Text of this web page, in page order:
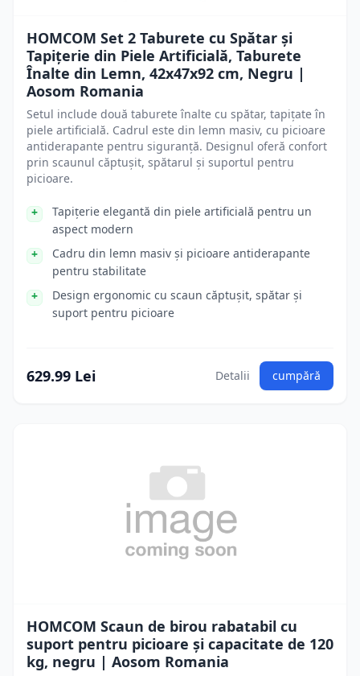
HOMCOM Set 2 Taburete cu Spătar și
Tapițerie din Piele Artificială, Taburete
Înalte din Lemn, 42x47x92 cm, Negru |
Aosom Romania
Setul include două taburete înalte cu spătar, tapițate în
piele artificială. Cadrul este din lemn masiv, cu picioare
antiderapante pentru siguranță. Designul oferă confort
prin scaunul căptușit, spătarul și suportul pentru
picioare.
Tapițerie elegantă din piele artificială pentru un
aspect modern
Cadru din lemn masiv și picioare antiderapante
pentru stabilitate
Design ergonomic cu scaun căptușit, spătar și
suport pentru picioare
629.99 Lei Detalii cumpără
HOMCOM Scaun de birou rabatabil cu
suport pentru picioare și capacitate de 120
kg, negru | Aosom Romania